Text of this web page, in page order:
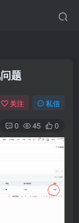
题
关注 私信
0 45 0